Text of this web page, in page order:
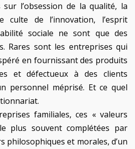
l’obsession de la qualité, la
de l’innovation, l’esprit
sociale ne sont que des
Rares sont les entreprises qui
en fournissant des produits
et défectueux à des clients
personnel méprisé. Et ce quel
familiales, ces « valeurs
plus souvent complétées par
philosophiques et morales, d’un